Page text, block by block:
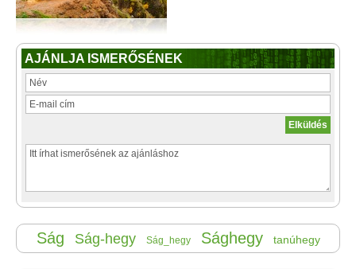
AJÁNLJA ISMERŐSÉNEK
Ság Ság-hegy Ság_hegy Sághegy tanúhegy